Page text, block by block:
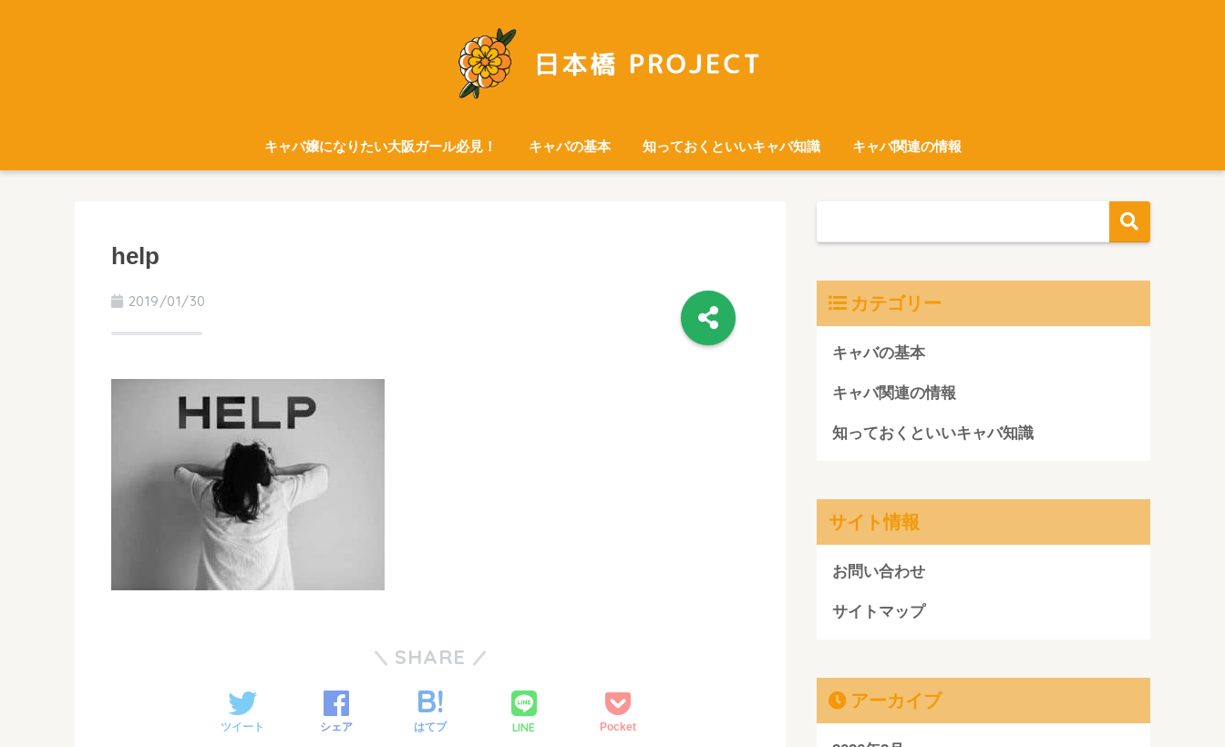
キャバ嬢になりたい大阪ガール必見！ キャバの基本 知っておくといいキャバ知識 キャバ関連の情報
help
2019/01/30
SHARE
ツイート シェア はてブ LINE Pocket
カテゴリー
キャバの基本
キャバ関連の情報
知っておくといいキャバ知識
サイト情報
お問い合わせ
サイトマップ
アーカイブ